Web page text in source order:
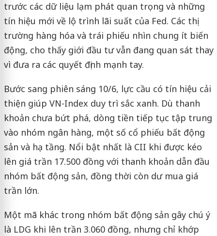
trước các dữ liệu lạm phát quan trọng và những
tín hiệu mới về lộ trình lãi suất của Fed. Các thị
trường hàng hóa và trái phiếu nhìn chung ít biến
động, cho thấy giới đầu tư vẫn đang quan sát thay
vì đưa ra các quyết định mạnh tay.
Bước sang phiên sáng 10/6, lực cầu có tín hiệu cải
thiện giúp VN-Index duy trì sắc xanh. Dù thanh
khoản chưa bứt phá, dòng tiền tiếp tục tập trung
vào nhóm ngân hàng, một số cổ phiếu bất động
sản và hạ tầng. Nổi bật nhất là CII khi được kéo
lên giá trần 17.500 đồng với thanh khoản dẫn đầu
nhóm bất động sản, đồng thời còn dư mua giá
trần lớn.
Một mã khác trong nhóm bất động sản gây chú ý
là LDG khi lên trần 3.060 đồng, nhưng chỉ khớp